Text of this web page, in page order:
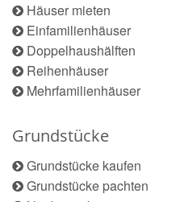
Häuser mieten
Einfamilienhäuser
Doppelhaushälften
Reihenhäuser
Mehrfamilienhäuser
Grundstücke
Grundstücke kaufen
Grundstücke pachten